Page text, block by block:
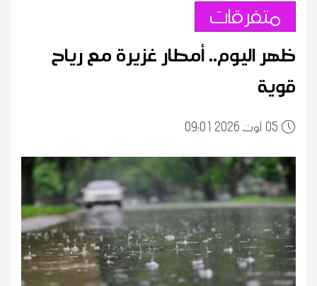
متفرقات
ظهر اليوم.. أمطار غزيرة مع رياح
قوية
0509:01 2026 أوت